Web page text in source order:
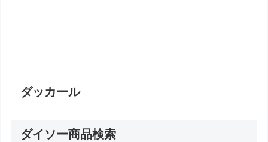
ダッカール
ダイソー商品検索